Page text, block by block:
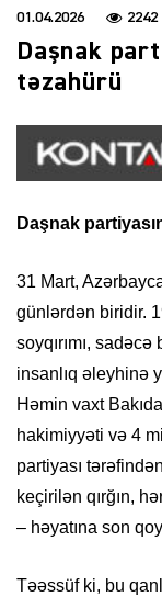
01.04.2026 2242
Daşnak
təzahürü
Daşnak
31 Mart,
günlərdən biridir.
soyqırımı,
insanlıq əleyhinə
Həmin vaxt
hakimiyyəti və 4
partiyası
keçirilən qırğın,
– həyatına son
Təəssüf ki, bu